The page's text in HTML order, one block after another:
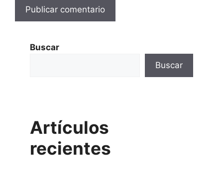
Buscar
Buscar
Artículos
recientes